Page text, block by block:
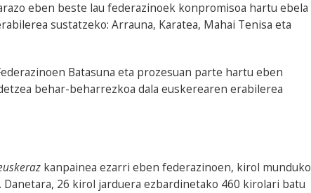
eben beste lau federazinoek konpromisoa hartu ebela
sustatzeko: Arrauna, Karatea, Mahai Tenisa eta
Batasuna eta prozesuan parte hartu eben
behar-beharrezkoa dala euskerearen erabilerea
kanpainea ezarri eben federazinoen, kirol munduko
26 kirol jarduera ezbardinetako 460 kirolari batu